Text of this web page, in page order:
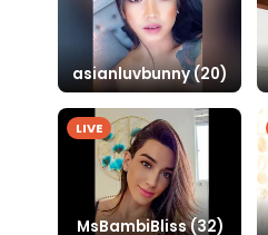
asianluvbunny (20)
LIVE
MsBambiBliss (32)